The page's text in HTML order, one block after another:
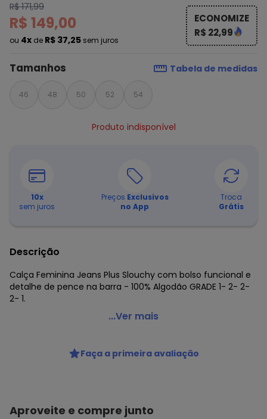
R$ 171,99
R$ 149,00
ou 4x de R$ 37,25 sem juros
ECONOMIZE
R$ 22,99
Tamanhos Tabela de medidas
46 48 50 52 54
Produto indisponível
10x
sem juros
Preços Exclusivos
no App
Troca
Grátis
Descrição
Calça Feminina Jeans Plus Slouchy com bolso funcional e
detalhe de pence na barra - 100% Algodão GRADE 1- 2- 2-
2- 1.
Razon Jeans - Calça Feminina Jeans Plus Slouchy -
Código do produto: 23322391
...Ver mais
Faça a primeira avaliação
Aproveite e compre junto